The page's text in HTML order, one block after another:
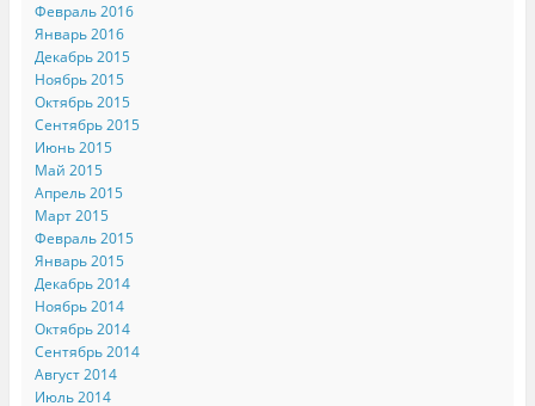
Февраль 2016
Январь 2016
Декабрь 2015
Ноябрь 2015
Октябрь 2015
Сентябрь 2015
Июнь 2015
Май 2015
Апрель 2015
Март 2015
Февраль 2015
Январь 2015
Декабрь 2014
Ноябрь 2014
Октябрь 2014
Сентябрь 2014
Август 2014
Июль 2014